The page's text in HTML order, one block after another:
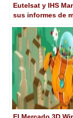
Eutelsat y IHS
sus informes de
El Mercado 3D